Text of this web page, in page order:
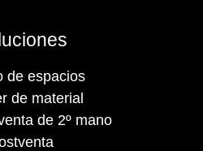
de espacios
de material
de 2º mano